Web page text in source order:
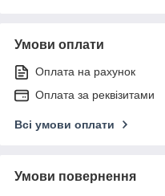
Умови оплати
Оплата на рахунок
Оплата за реквізитами
Всі умови оплати
Умови повернення